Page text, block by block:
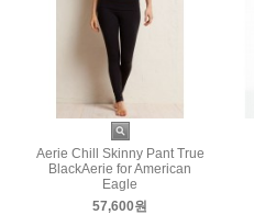
Aerie Chill Skinny Pant True
BlackAerie for American
Eagle
57,600원